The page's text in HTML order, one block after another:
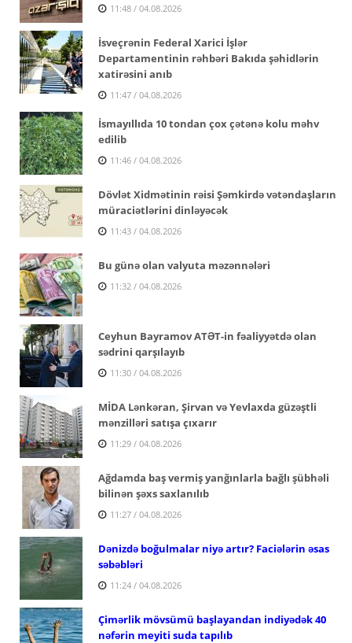
11:48 / 04.08.2026
İsveçrənin Federal Xarici İşlər
Departamentinin rəhbəri Bakıda şəhidlərin
xatirəsini anıb
11:47 / 04.08.2026
İsmayıllıda 10 tondan çox çətənə kolu məhv
edilib
11:46 / 04.08.2026
Dövlət Xidmətinin rəisi Şəmkirdə vətəndaşların
müraciətlərini dinləyəcək
11:43 / 04.08.2026
Bu günə olan valyuta məzənnələri
11:32 / 04.08.2026
Ceyhun Bayramov ATƏT-in fəaliyyətdə olan
sədrini qarşılayıb
11:30 / 04.08.2026
MİDA Lənkəran, Şirvan və Yevlaxda güzəştli
mənzilləri satışa çıxarır
11:29 / 04.08.2026
Ağdamda baş vermiş yanğınlarla bağlı şübhəli
bilinən şəxs saxlanılıb
11:27 / 04.08.2026
Dənizdə boğulmalar niyə artır? Faciələrin əsas
səbəbləri
11:24 / 04.08.2026
Çimərlik mövsümü başlayandan indiyədək 40
nəfərin meyiti suda tapılıb